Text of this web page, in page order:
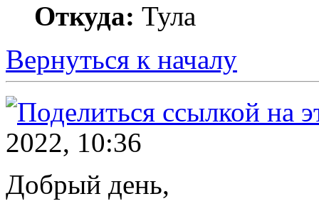
Откуда: Тула
Вернуться к началу
2022, 10:36
Добрый день,